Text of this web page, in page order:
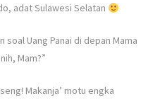
adat Sulawesi Selatan
Uang Panai di depan Mama
Mam?”
Makanja’ motu engka